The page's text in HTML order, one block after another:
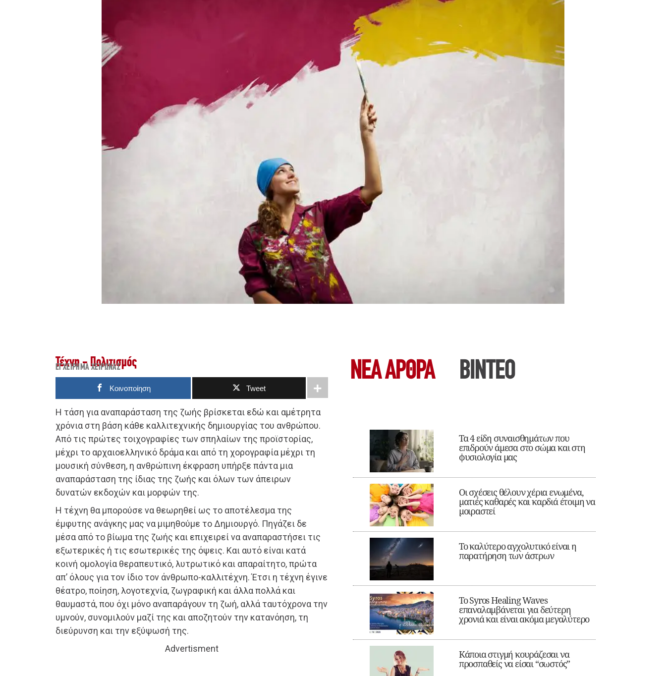
Τέχνη - Πολιτισμός
ΕΓΧΕΊΡΗΜΑ ΧΕΊΡΩΝΑΣ
Κοινοποίηση Tweet
Η τάση για αναπαράσταση της ζωής βρίσκεται εδώ και αμέτρητα
χρόνια στη βάση κάθε καλλιτεχνικής δημιουργίας του ανθρώπου.
Από τις πρώτες τοιχογραφίες των σπηλαίων της προϊστορίας,
μέχρι το αρχαιοελληνικό δράμα και από τη χορογραφία μέχρι τη
μουσική σύνθεση, η ανθρώπινη έκφραση υπήρξε πάντα μια
αναπαράσταση της ίδιας της ζωής και όλων των άπειρων
δυνατών εκδοχών και μορφών της.
Η τέχνη θα μπορούσε να θεωρηθεί ως το αποτέλεσμα της
έμφυτης ανάγκης μας να μιμηθούμε το Δημιουργό. Πηγάζει δε
μέσα από το βίωμα της ζωής και επιχειρεί να αναπαραστήσει τις
εξωτερικές ή τις εσωτερικές της όψεις. Και αυτό είναι κατά
κοινή ομολογία θεραπευτικό, λυτρωτικό και απαραίτητο, πρώτα
απ’ όλους για τον ίδιο τον άνθρωπο-καλλιτέχνη. Έτσι η τέχνη έγινε
θέατρο, ποίηση, λογοτεχνία, ζωγραφική και άλλα πολλά και
θαυμαστά, που όχι μόνο αναπαράγουν τη ζωή, αλλά ταυτόχρονα την
υμνούν, συνομιλούν μαζί της και αποζητούν την κατανόηση, τη
διεύρυνση και την εξύψωσή της.
Advertisment
ΝΕΑ ΆΡΘΡΑ ΒΙΝΤΕΟ
Τα 4 είδη συναισθημάτων που
επιδρούν άμεσα στο σώμα και στη
φυσιολογία μας
Οι σχέσεις θέλουν χέρια ενωμένα,
ματιές καθαρές και καρδιά έτοιμη να
μοιραστεί
Το καλύτερο αγχολυτικό είναι η
παρατήρηση των άστρων
Το Syros Healing Waves
επαναλαμβάνεται για δεύτερη
χρονιά και είναι ακόμα μεγαλύτερο
Κάποια στιγμή κουράζεσαι να
προσπαθείς να είσαι “σωστός”